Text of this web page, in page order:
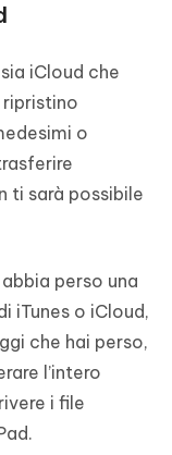
iCloud che
ripristino
o
ti sarà possibile
perso una
iTunes o iCloud,
che hai perso,
l’intero
i file